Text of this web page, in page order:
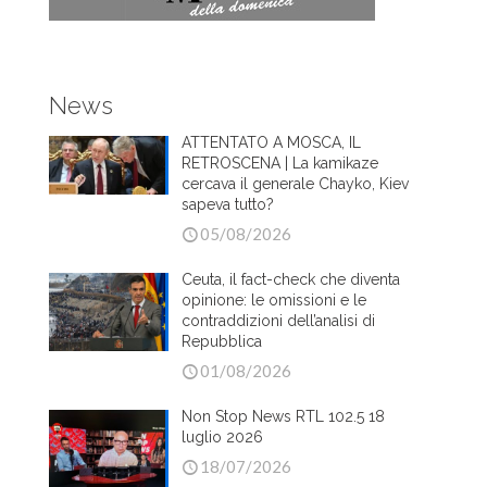
News
ATTENTATO A MOSCA, IL
RETROSCENA | La kamikaze
cercava il generale Chayko, Kiev
sapeva tutto?
05/08/2026
Ceuta, il fact-check che diventa
opinione: le omissioni e le
contraddizioni dell’analisi di
Repubblica
01/08/2026
Non Stop News RTL 102.5 18
luglio 2026
18/07/2026